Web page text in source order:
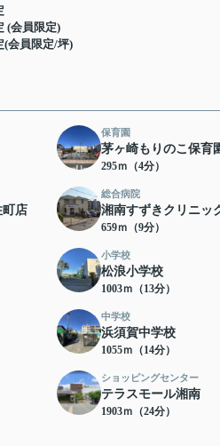
(会員限定)
(会員限定/坪)
保育園
茅ヶ崎もりのこ保育
295ｍ（4分）
町店
総合病院
湘南すずきクリニッ
659ｍ（9分）
小学校
松浪小学校
1003ｍ（13分）
中学校
浜須賀中学校
1055ｍ（14分）
ショッピングセンター
テラスモール湘南
1903ｍ（24分）